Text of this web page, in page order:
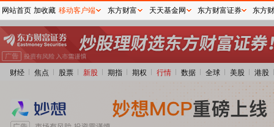
财经 焦点 股票 新股 期指 期权 行情 数据 全球 美股 港股
网站首页 加收藏 移动客户端 东方财富 天天基金网 东方财富证券 东方